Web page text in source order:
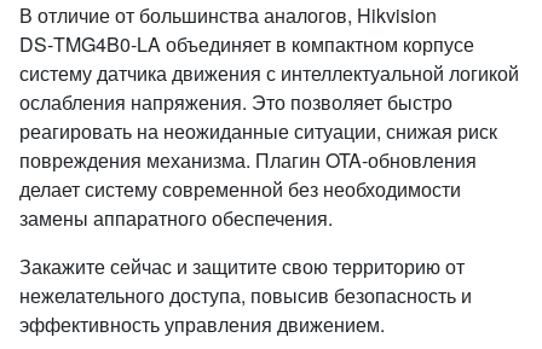
В отличие от большинства аналогов, Hikvision
DS‑TMG4B0‑LA объединяет в компактном корпусе
систему датчика движения с интеллектуальной логикой
ослабления напряжения. Это позволяет быстро
реагировать на неожиданные ситуации, снижая риск
повреждения механизма. Плагин OTA‑обновления
делает систему современной без необходимости
замены аппаратного обеспечения.
Закажите сейчас и защитите свою территорию от
нежелательного доступа, повысив безопасность и
эффективность управления движением.